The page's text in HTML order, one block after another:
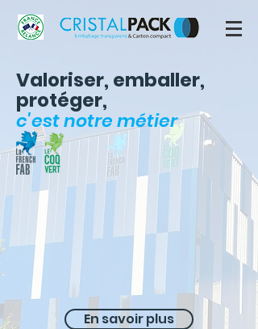
Valoriser, emballer,
protéger,
c'est notre métier
En savoir plus